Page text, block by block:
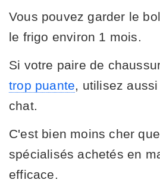
Vous pouvez garder le
le frigo environ 1 mois.
Si votre paire de
trop puante , utilisez
chat.
C'est bien moins cher
spécialisés achetés en
efficace.